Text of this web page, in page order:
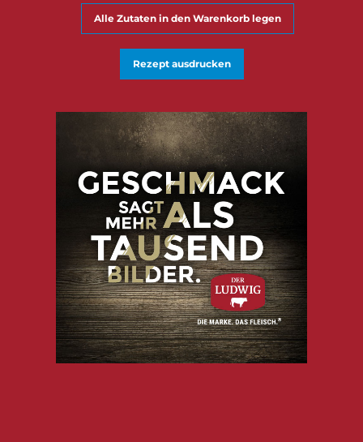
Alle Zutaten in den Warenkorb legen
Rezept ausdrucken